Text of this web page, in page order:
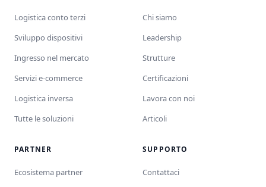
Logistica conto terzi
Sviluppo dispositivi
Ingresso nel mercato
Servizi e-commerce
Logistica inversa
Tutte le soluzioni
Chi siamo
Leadership
Strutture
Certificazioni
Lavora con noi
Articoli
PARTNER
Ecosistema partner
SUPPORTO
Contattaci